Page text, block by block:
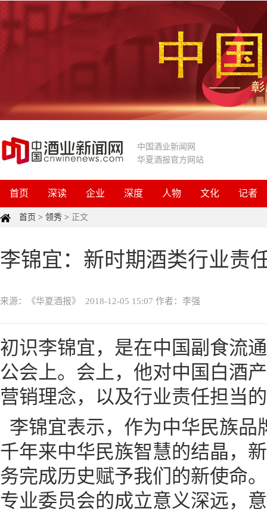
中国酒业新闻网
华夏酒报官方网站
首页 深读 企业 深度 人物 文化 记者
首页 > 领秀 > 正文
李锦宜：新时期酒类行业责
来源：《华夏酒报》 2018-12-05 15:07 作者：李强
初识李锦宜，是在中国副食流
公会上。会上，他对中国白酒
营销理念，以及行业责任担当
李锦宜表示，作为中华民族品
千年来中华民族智慧的结晶，
务完成历史赋予我们的新使命
专业委员会的成立意义深远，